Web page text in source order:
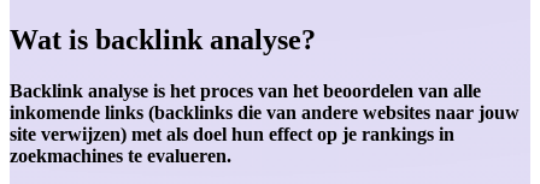
Wat is backlink analyse?
Backlink analyse is het proces van het beoordelen van alle
inkomende links (backlinks die van andere websites naar jouw
site verwijzen) met als doel hun effect op je rankings in
zoekmachines te evalueren.